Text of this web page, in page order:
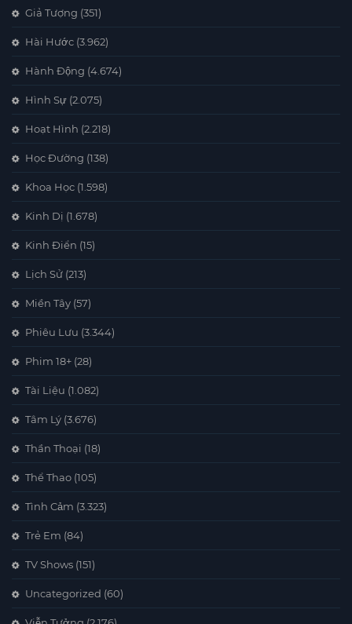
Giả Tượng (351)
Hài Hước (3.962)
Hành Động (4.674)
Hình Sự (2.075)
Hoạt Hình (2.218)
Học Đường (138)
Khoa Học (1.598)
Kinh Dị (1.678)
Kinh Điển (15)
Lịch Sử (213)
Miền Tây (57)
Phiêu Lưu (3.344)
Phim 18+ (28)
Tài Liệu (1.082)
Tâm Lý (3.676)
Thần Thoại (18)
Thể Thao (105)
Tình Cảm (3.323)
Trẻ Em (84)
TV Shows (151)
Uncategorized (60)